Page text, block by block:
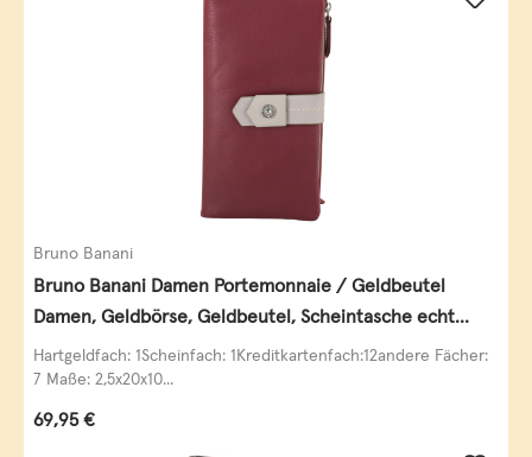
Bruno Banani
Bruno Banani Damen Portemonnaie / Geldbeutel
Damen, Geldbörse, Geldbeutel, Scheintasche echt
Leder
Hartgeldfach: 1Scheinfach: 1Kreditkartenfach:12andere Fächer:
7 Maße: 2,5x20x10...
Regulärer Preis:
69,95 €